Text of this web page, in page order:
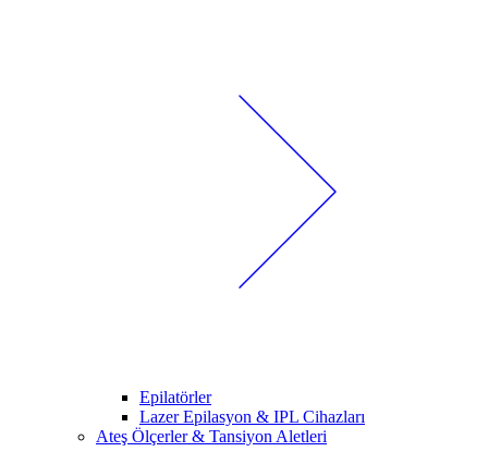
Epilatörler
Lazer Epilasyon & IPL Cihazları
Ateş Ölçerler & Tansiyon Aletleri